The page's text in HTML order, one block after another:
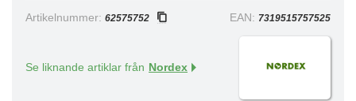
Artikelnummer: 62575752 EAN: 7319515757525
Se liknande artiklar från Nordex